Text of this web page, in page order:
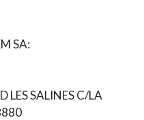
SA:
LES SALINES C/LA